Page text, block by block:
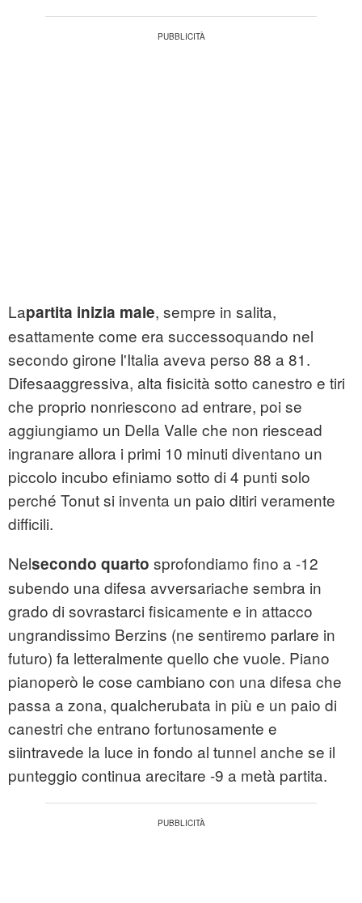
Lapartita inizia male, sempre in salita,
esattamente come era successoquando nel
secondo girone l'Italia aveva perso 88 a 81.
Difesaaggressiva, alta fisicità sotto canestro e tiri
che proprio nonriescono ad entrare, poi se
aggiungiamo un Della Valle che non riescead
ingranare allora i primi 10 minuti diventano un
piccolo incubo efiniamo sotto di 4 punti solo
perché Tonut si inventa un paio ditiri veramente
difficili.
Nelsecondo quarto sprofondiamo fino a -12
subendo una difesa avversariache sembra in
grado di sovrastarci fisicamente e in attacco
ungrandissimo Berzins (ne sentiremo parlare in
futuro) fa letteralmente quello che vuole. Piano
pianoperò le cose cambiano con una difesa che
passa a zona, qualcherubata in più e un paio di
canestri che entrano fortunosamente e
siintravede la luce in fondo al tunnel anche se il
punteggio continua arecitare -9 a metà partita.